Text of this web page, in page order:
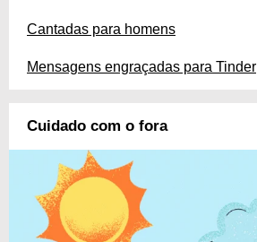
Cantadas para homens
Mensagens engraçadas para Tinder
Cuidado com o fora